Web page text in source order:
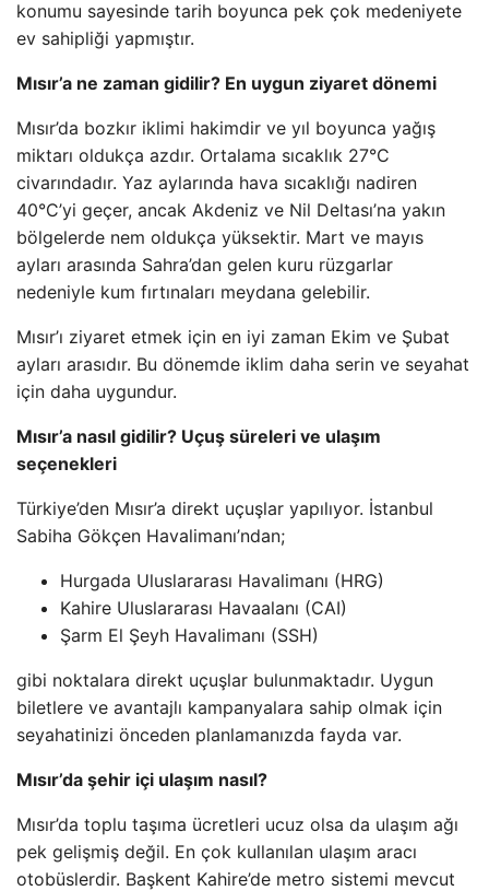
konumu sayesinde tarih boyunca pek çok medeniyete
ev sahipliği yapmıştır.
Mısır’a ne zaman gidilir? En uygun ziyaret dönemi
Mısır’da bozkır iklimi hakimdir ve yıl boyunca yağış
miktarı oldukça azdır. Ortalama sıcaklık 27°C
civarındadır. Yaz aylarında hava sıcaklığı nadiren
40°C’yi geçer, ancak Akdeniz ve Nil Deltası’na yakın
bölgelerde nem oldukça yüksektir. Mart ve mayıs
ayları arasında Sahra’dan gelen kuru rüzgarlar
nedeniyle kum fırtınaları meydana gelebilir.
Mısır’ı ziyaret etmek için en iyi zaman Ekim ve Şubat
ayları arasıdır. Bu dönemde iklim daha serin ve seyahat
için daha uygundur.
Mısır’a nasıl gidilir? Uçuş süreleri ve ulaşım
seçenekleri
Türkiye’den Mısır’a direkt uçuşlar yapılıyor. İstanbul
Sabiha Gökçen Havalimanı’ndan;
Hurgada Uluslararası Havalimanı (HRG)
Kahire Uluslararası Havaalanı (CAI)
Şarm El Şeyh Havalimanı (SSH)
gibi noktalara direkt uçuşlar bulunmaktadır. Uygun
biletlere ve avantajlı kampanyalara sahip olmak için
seyahatinizi önceden planlamanızda fayda var.
Mısır’da şehir içi ulaşım nasıl?
Mısır’da toplu taşıma ücretleri ucuz olsa da ulaşım ağı
pek gelişmiş değil. En çok kullanılan ulaşım aracı
otobüslerdir. Başkent Kahire’de metro sistemi mevcut